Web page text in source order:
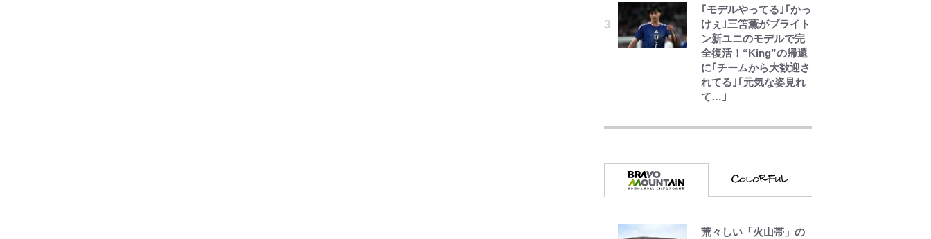
｢モデルやってる｣｢かっ
けぇ｣三笘薫がブライト
ン新ユニのモデルで完
全復活！“King”の帰還
に｢チームから大歓迎さ
れてる｣｢元気な姿見れ
て…｣
里が語る誹謗中傷動
ちた日本死ね」
ざるを得ない事情』が
荒々しい「火山帯」の